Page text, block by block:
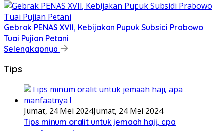
Gebrak PENAS XVII, Kebijakan Pupuk Subsidi Prabowo
Tuai Pujian Petani
Selengkapnya
Tips
Jumat, 24 Mei 2024Jumat, 24 Mei 2024
Tips minum oralit untuk jemaah haji, apa